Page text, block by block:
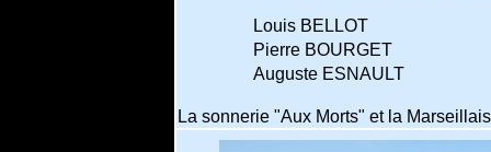
Louis BELLOT
Pierre BOURGET
Auguste ESNAULT
La sonnerie "Aux Morts" et la